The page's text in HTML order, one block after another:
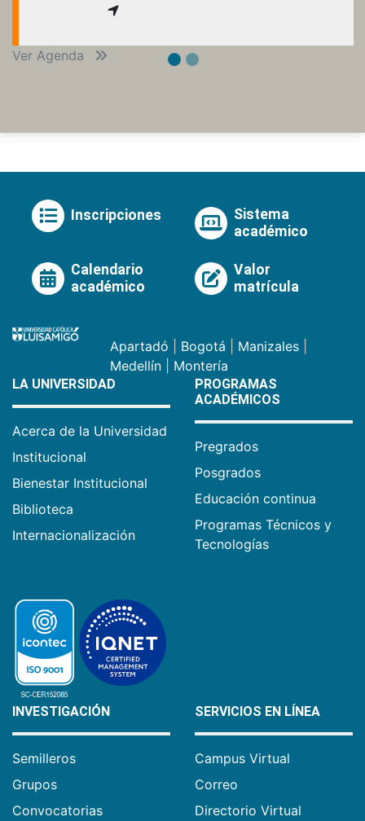
Ver Agenda
Inscripciones
Sistema
académico
Calendario
académico
Valor
matrícula
Apartadó Bogotá Manizales
Medellín
Montería
LA UNIVERSIDAD
Acerca de la Universidad
Institucional
Bienestar Institucional
Biblioteca
Internacionalización
PROGRAMAS
ACADÉMICOS
Pregrados
Posgrados
Educación continua
Programas Técnicos y
Tecnologías
INVESTIGACIÓN
Semilleros
Grupos
Convocatorias
SERVICIOS EN LÍNEA
Campus Virtual
Correo
Directorio Virtual